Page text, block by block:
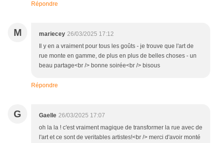
Répondre
M mariecey 26/03/2025 17:12
Il y en a vraiment pour tous les goûts - je trouve que l'art de
rue monte en gamme, de plus en plus de belles choses - un
beau partage<br /> bonne soirée<br /> bisous
Répondre
G Gaelle 26/03/2025 17:07
oh la la ! c'est vraiment magique de transformer la rue avec de
l'art et ce sont de veritables artistes!<br /> merci d'avoir monté